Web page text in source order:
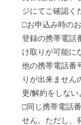
ジにてご確認く
□お申込み時の
登録の携帯電話
け取りが可能に
他の携帯電話番
りが出来ません
更/解約をしない
□同じ携帯電話
せん。ただし、